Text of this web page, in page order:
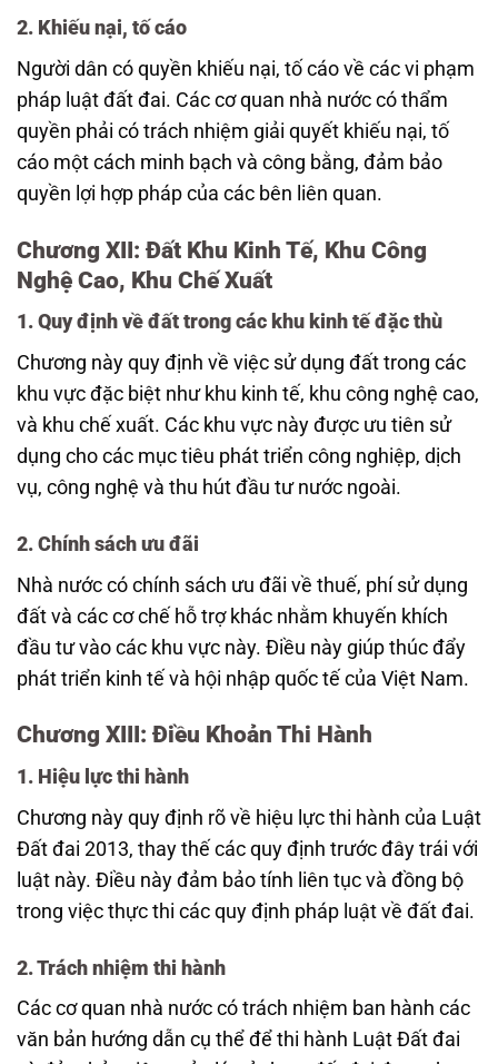
2. Khiếu nại, tố cáo
Người dân có quyền khiếu nại, tố cáo về các vi phạm
pháp luật đất đai. Các cơ quan nhà nước có thẩm
quyền phải có trách nhiệm giải quyết khiếu nại, tố
cáo một cách minh bạch và công bằng, đảm bảo
quyền lợi hợp pháp của các bên liên quan.
Chương XII: Đất Khu Kinh Tế, Khu Công
Nghệ Cao, Khu Chế Xuất
1. Quy định về đất trong các khu kinh tế đặc thù
Chương này quy định về việc sử dụng đất trong các
khu vực đặc biệt như khu kinh tế, khu công nghệ cao,
và khu chế xuất. Các khu vực này được ưu tiên sử
dụng cho các mục tiêu phát triển công nghiệp, dịch
vụ, công nghệ và thu hút đầu tư nước ngoài.
2. Chính sách ưu đãi
Nhà nước có chính sách ưu đãi về thuế, phí sử dụng
đất và các cơ chế hỗ trợ khác nhằm khuyến khích
đầu tư vào các khu vực này. Điều này giúp thúc đẩy
phát triển kinh tế và hội nhập quốc tế của Việt Nam.
Chương XIII: Điều Khoản Thi Hành
1. Hiệu lực thi hành
Chương này quy định rõ về hiệu lực thi hành của Luật
Đất đai 2013, thay thế các quy định trước đây trái với
luật này. Điều này đảm bảo tính liên tục và đồng bộ
trong việc thực thi các quy định pháp luật về đất đai.
2. Trách nhiệm thi hành
Các cơ quan nhà nước có trách nhiệm ban hành các
văn bản hướng dẫn cụ thể để thi hành Luật Đất đai